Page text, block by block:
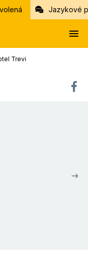
Jazykové
Trevi